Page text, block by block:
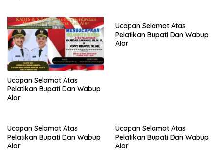
Ucapan Selamat Atas
Pelatikan Bupati Dan Wabup
Alor
Ucapan Selamat Atas
Pelatikan Bupati Dan Wabup
Alor
Ucapan Selamat Atas
Pelatikan Bupati Dan Wabup
Alor
Ucapan Selamat Atas
Pelatikan Bupati Dan Wabup
Alor